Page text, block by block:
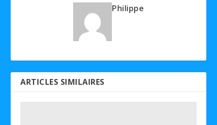
Philippe
ARTICLES SIMILAIRES